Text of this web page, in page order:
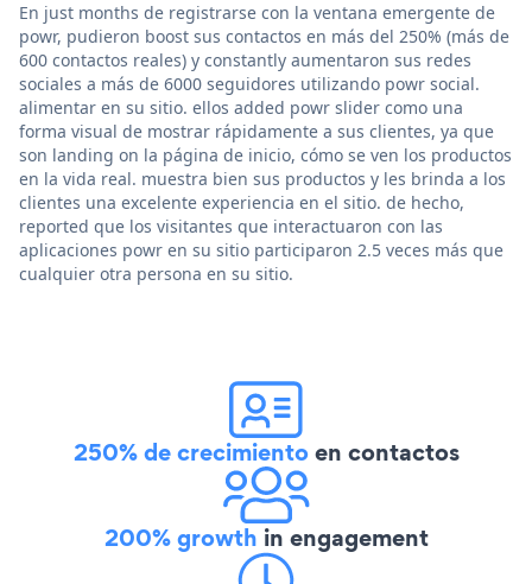
En just months de registrarse con la ventana emergente de
powr, pudieron boost sus contactos en más del 250% (más de
600 contactos reales) y constantly aumentaron sus redes
sociales a más de 6000 seguidores utilizando powr social.
alimentar en su sitio. ellos added powr slider como una
forma visual de mostrar rápidamente a sus clientes, ya que
son landing on la página de inicio, cómo se ven los productos
en la vida real. muestra bien sus productos y les brinda a los
clientes una excelente experiencia en el sitio. de hecho,
reported que los visitantes que interactuaron con las
aplicaciones powr en su sitio participaron 2.5 veces más que
cualquier otra persona en su sitio.
250% de crecimientoen contactos
200% growth in engagement